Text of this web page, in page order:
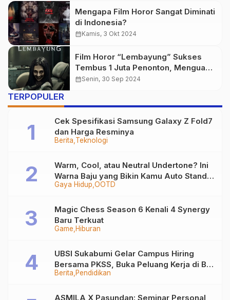
Mengapa Film Horor Sangat Diminati
di Indonesia?
calendar_monthKamis, 3 Okt 2024
Film Horor “Lembayung” Sukses
Tembus 1 Juta Penonton, Menguak
Teror Gaib di Klinik Angker
calendar_monthSenin, 30 Sep 2024
TERPOPULER
Berita Teknologi
Cek Spesifikasi Samsung Galaxy Z Fold7
dan Harga Resminya
Gaya Hidup OOTD
Warm, Cool, atau Neutral Undertone? Ini
Warna Baju yang Bikin Kamu Auto Stand
Out
Game Hiburan
Magic Chess Season 6 Kenali 4 Synergy
Baru Terkuat
Berita Pendidikan
UBSI Sukabumi Gelar Campus Hiring
Bersama PKSS, Buka Peluang Kerja di BRI
Group
ASMILA X Pasundan: Seminar Personal